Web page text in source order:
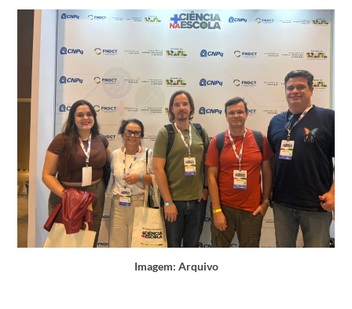
Imagem: Arquivo